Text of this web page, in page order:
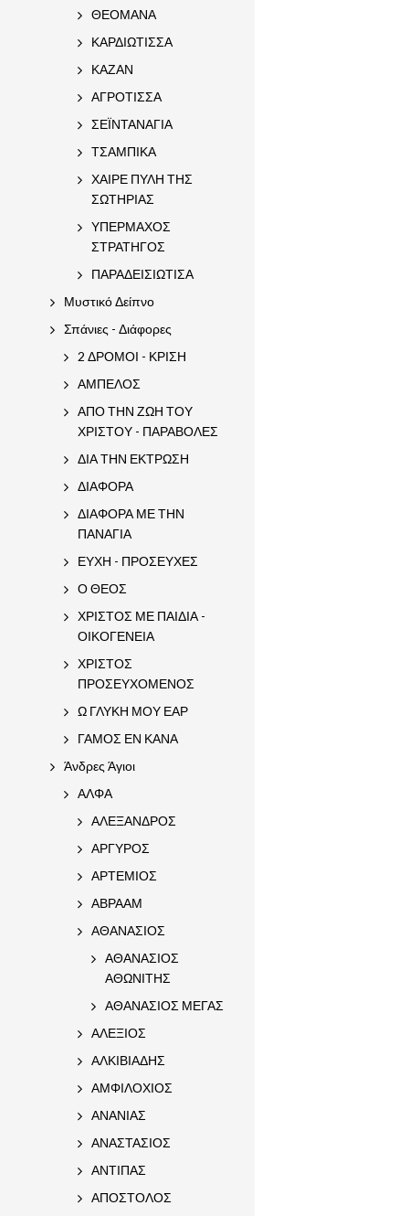
ΘΕΟΜΑΝΑ
ΚΑΡΔΙΩΤΙΣΣΑ
ΚΑΖΑΝ
ΑΓΡΟΤΙΣΣΑ
ΣΕΪΝΤΑΝΑΓΙΑ
ΤΣΑΜΠΙΚΑ
ΧΑΙΡΕ ΠΥΛΗ ΤΗΣ
ΣΩΤΗΡΙΑΣ
ΥΠΕΡΜΑΧΟΣ
ΣΤΡΑΤΗΓΟΣ
ΠΑΡΑΔΕΙΣΙΩΤΙΣΑ
Μυστικό Δείπνο
Σπάνιες - Διάφορες
2 ΔΡΟΜΟΙ - ΚΡΙΣΗ
ΑΜΠΕΛΟΣ
ΑΠΟ ΤΗΝ ΖΩΗ ΤΟΥ
ΧΡΙΣΤΟΥ - ΠΑΡΑΒΟΛΕΣ
ΔΙΑ ΤΗΝ ΕΚΤΡΩΣΗ
ΔΙΑΦΟΡΑ
ΔΙΑΦΟΡΑ ΜΕ ΤΗΝ
ΠΑΝΑΓΙΑ
ΕΥΧΗ - ΠΡΟΣΕΥΧΕΣ
Ο ΘΕΟΣ
ΧΡΙΣΤΟΣ ΜΕ ΠΑΙΔΙΑ -
ΟΙΚΟΓΕΝΕΙΑ
ΧΡΙΣΤΟΣ
ΠΡΟΣΕΥΧΟΜΕΝΟΣ
Ω ΓΛΥΚΗ ΜΟΥ ΕΑΡ
ΓΑΜΟΣ ΕΝ ΚΑΝΑ
Άνδρες Άγιοι
ΑΛΦΑ
ΑΛΕΞΑΝΔΡΟΣ
ΑΡΓΥΡΟΣ
ΑΡΤΕΜΙΟΣ
ΑΒΡΑΑΜ
ΑΘΑΝΑΣΙΟΣ
ΑΘΑΝΑΣΙΟΣ
ΑΘΩΝΙΤΗΣ
ΑΘΑΝΑΣΙΟΣ ΜΕΓΑΣ
ΑΛΕΞΙΟΣ
ΑΛΚΙΒΙΑΔΗΣ
ΑΜΦΙΛΟΧΙΟΣ
ΑΝΑΝΙΑΣ
ΑΝΑΣΤΑΣΙΟΣ
ΑΝΤΙΠΑΣ
ΑΠΟΣΤΟΛΟΣ